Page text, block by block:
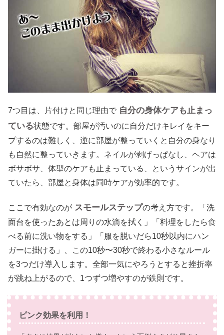
7つ目は、片付けと同じ理由で 自分の身体ケアも止まっ
ている状態です。部屋が汚いのに自分だけキレイをキー
プするのは難しく、逆に部屋が整っていくと自分の身なり
も自然に整っていきます。ネイルが剥げっぱなし、ヘアは
ボサボサ、体型のケアも止まっている、というサインが出
ていたら、部屋と身体は同時ケアが効率的です。
ここで有効なのが スモールステップの考え方です。「洗
面台を使ったあとは周りの水滴を拭く」「料理をしたら食
べる前に洗い物をする」「服を脱いだら10秒以内にハン
ガーに掛ける」、この10秒〜30秒で終わる小さなルール
を3つだけ導入します。全部一気にやろうとすると挫折率
が跳ね上がるので、1つずつ増やすのが鉄則です。
ピンク効果を利用！